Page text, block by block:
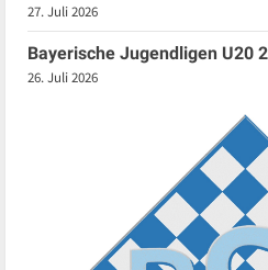
27. Juli 2026
Bayerische Jugendligen U20
26. Juli 2026